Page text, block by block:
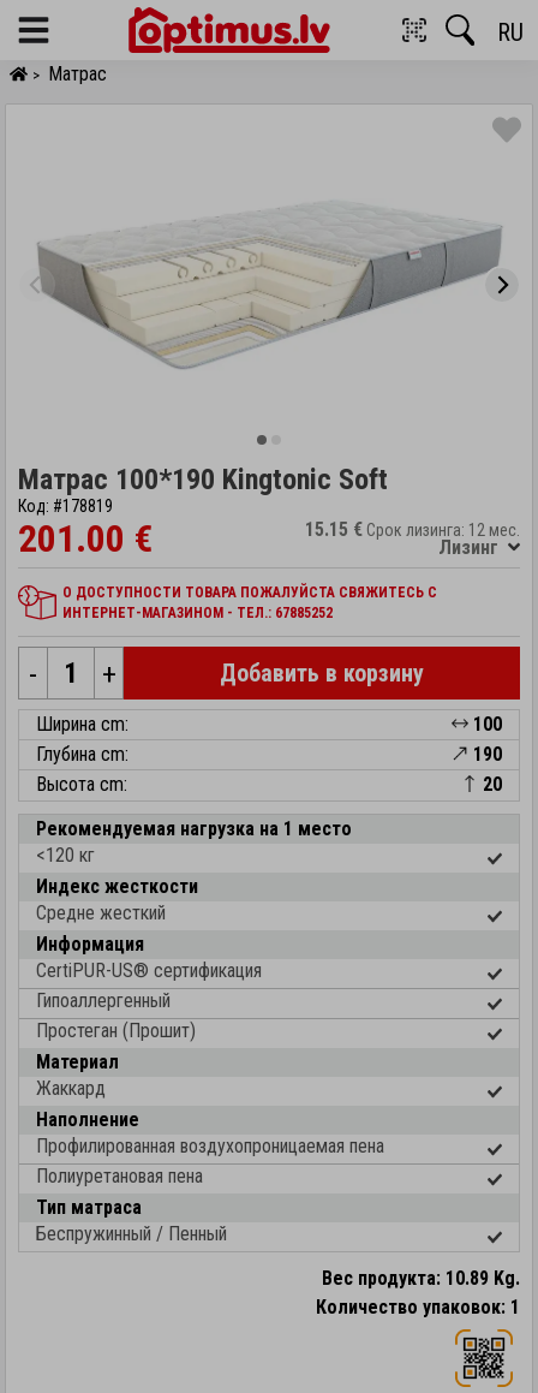
Menu RU
> Матрас
Матрас 100*190 Kingtonic Soft
Код: #178819
201.00 € 15.15 € Срок лизинга: 12 мес.
Лизинг
О ДОСТУПНОСТИ ТОВАРА ПОЖАЛУЙСТА СВЯЖИТЕСЬ С
ИНТЕРНЕТ-МАГАЗИНОМ - ТЕЛ.: 67885252
- + Добавить в корзину
Ширина cm:
100
Глубина cm:
190
Высота cm:
20
Рекомендуемая нагрузка на 1 место
<120 кг
Индекс жесткости
Средне жесткий
Информация
CertiPUR-US® cертификация
Гипоаллергенный
Простеган (Прошит)
Материал
Жаккард
Наполнение
Профилированная воздухопроницаемая пена
Полиуретановая пена
Тип матраса
Беспружинный / Пенный
Вес продукта: 10.89 Kg.
Количество упаковок: 1